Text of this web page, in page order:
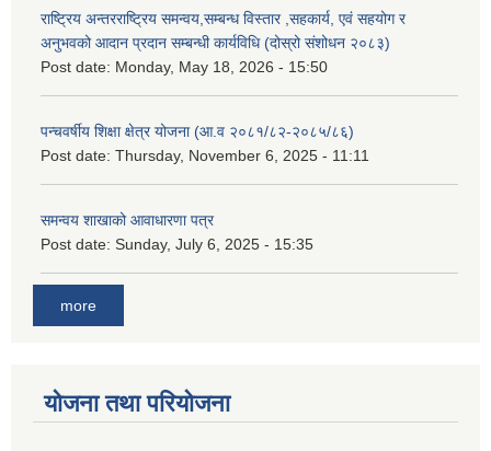
राष्ट्रिय अन्तरराष्ट्रिय समन्वय,सम्बन्ध विस्तार ,सहकार्य, एवं सहयोग र
अनुभवको आदान प्रदान सम्बन्धी कार्यविधि (दोस्रो संशोधन २०८३)
Post date: Monday, May 18, 2026 - 15:50
पन्चवर्षीय शिक्षा क्षेत्र योजना (आ.व २०८१/८२-२०८५/८६)
Post date: Thursday, November 6, 2025 - 11:11
समन्वय शाखाको आवाधारणा पत्र
Post date: Sunday, July 6, 2025 - 15:35
more
योजना तथा परियोजना